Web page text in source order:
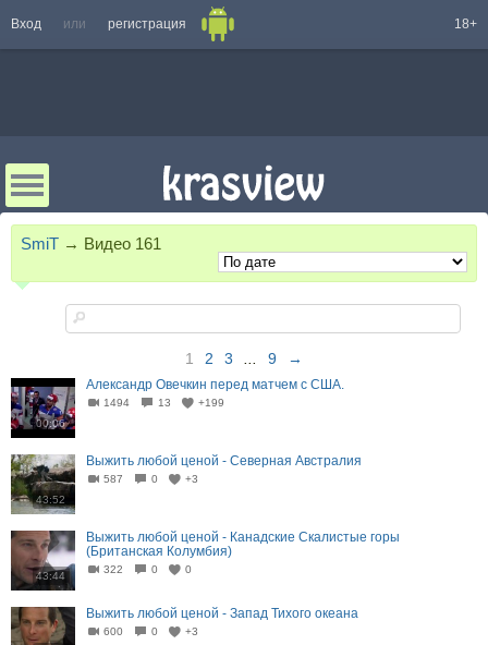
Вход или регистрация 18+
SmiT → Видео 161
1 2 3 9 →
00:06
Александр Овечкин перед матчем с США.
1494 13 +199
43:52
Выжить любой ценой - Северная Австралия
587 0 +3
43:44
Выжить любой ценой - Канадские Скалистые горы
(Британская Колумбия)
322 0 0
Выжить любой ценой - Запад Тихого океана
600 0 +3